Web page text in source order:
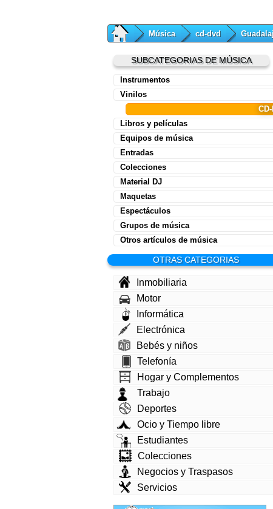
Música cd-dvd
SUBCATEGORIAS DE MÚSICA
Instrumentos
Vinilos
Libros y películas
Equipos de música
Entradas
Colecciones
Material DJ
Maquetas
Espectáculos
Grupos de música
Otros artículos de música
OTRAS CATEGORIAS
Inmobiliaria
Motor
Informática
Electrónica
Bebés y niños
Telefonía
Hogar y Complementos
Trabajo
Deportes
Ocio y Tiempo libre
Estudiantes
Colecciones
Negocios y Traspasos
Servicios